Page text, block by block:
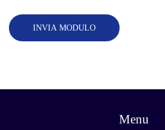
INVIA MODULO
Menu